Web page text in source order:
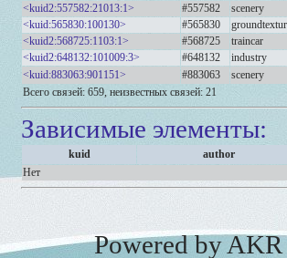
<kuid2:557582:21013:1>
#557582 scenery
<kuid:565830:100130>
#565830
<kuid2:568725:1103:1>
#568725 traincar
<kuid2:648132:101009:3>
#648132 industry
<kuid:883063:901151>
#883063 scenery
Всего связей: 659, неизвестных связей: 21
Зависимые элементы:
kuid author
Нет
Powered by